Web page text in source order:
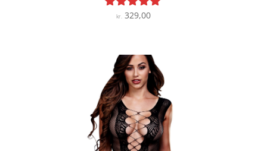
Vurderet
kr.329,00